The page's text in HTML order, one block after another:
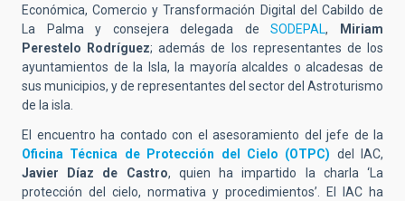
Económica, Comercio y Transformación Digital del Cabildo de
La Palma y consejera delegada deSODEPAL,
Miriam
Perestelo Rodríguez; además de los representantes de los
ayuntamientos de la Isla, la mayoría alcaldes o alcadesas de
sus municipios, y de representantes del sector del Astroturismo
de la isla.
El encuentro ha contado con el asesoramiento del jefe de la
Oficina Técnica de Protección del Cielo (OTPC) del IAC,
Javier Díaz de Castro, quien ha impartido la charla ‘La
protección del cielo, normativa y procedimientos’. El IAC ha